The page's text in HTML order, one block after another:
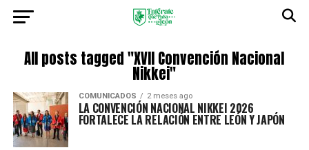
All posts tagged "XVII Convención Nacional
Nikkei"
COMUNICADOS 2 meses ago
LA CONVENCIÓN NACIONAL NIKKEI 2026
FORTALECE LA RELACIÓN ENTRE LEÓN Y JAPÓN